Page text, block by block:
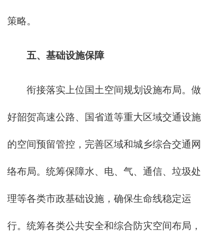
策略。
五、基础设施保障
衔接落实上位国土空间规划设施布局。做
好韶贺高速公路、国省道等重大区域交通设施
的空间预留管控，完善区域和城乡综合交通网
络布局。统筹保障水、电、气、通信、垃圾处
理等各类市政基础设施，确保生命线稳定运
行。统筹各类公共安全和综合防灾空间布局，